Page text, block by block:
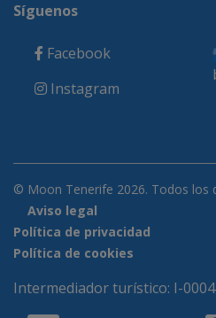
Síguenos
Facebook
Instagram
© Moon Tenerife 2026. Todos
Aviso legal
Política de privacidad
Política de cookies
Intermediador turístico: I-